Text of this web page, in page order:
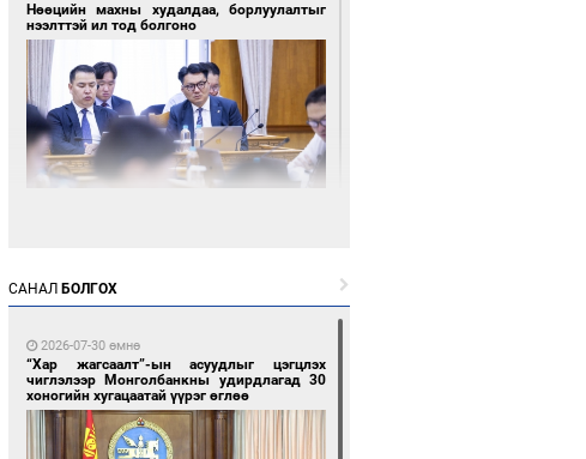
Нөөцийн махны худалдаа, борлуулалтыг
нээлттэй ил тод болгоно
САНАЛ БОЛГОХ
2026-07-30 өмнө
“Хар жагсаалт”-ын асуудлыг цэгцлэх
чиглэлээр Монголбанкны удирдлагад 30
хоногийн хугацаатай үүрэг өглөө